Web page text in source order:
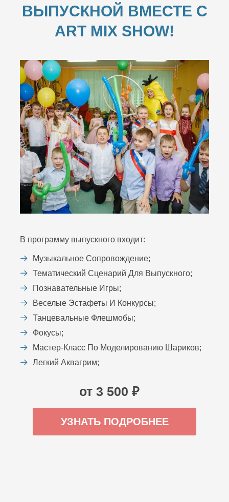
ВЫПУСКНОЙ ВМЕСТЕ С
ART MIX SHOW!
В программу выпускного входит:
Музыкальное Сопровождение;
Тематический Сценарий Для Выпускного;
Познавательные Игры;
Веселые Эстафеты И Конкурсы;
Танцевальные Флешмобы;
Фокусы;
Мастер-Класс По Моделированию Шариков;
Легкий Аквагрим;
от 3 500 ₽
УЗНАТЬ ПОДРОБНЕЕ